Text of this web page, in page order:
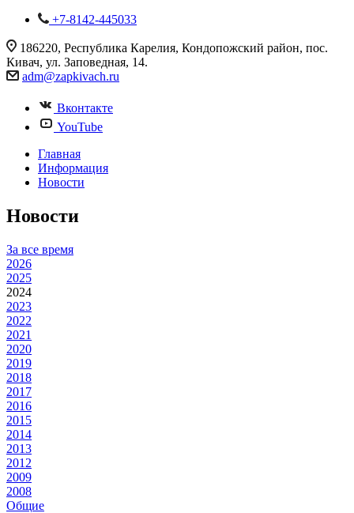
+7-8142-445033
186220, Республика Карелия, Кондопожский район, пос.
Кивач, ул. Заповедная, 14.
adm@zapkivach.ru
Вконтакте
YouTube
Главная
Информация
Новости
Новости
За все время
2026
2025
2024
2023
2022
2021
2020
2019
2018
2017
2016
2015
2014
2013
2012
2009
2008
Общие